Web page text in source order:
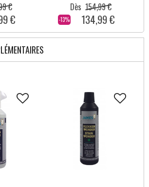
€
€ -13%
Dès 154,99 €
134,99 €